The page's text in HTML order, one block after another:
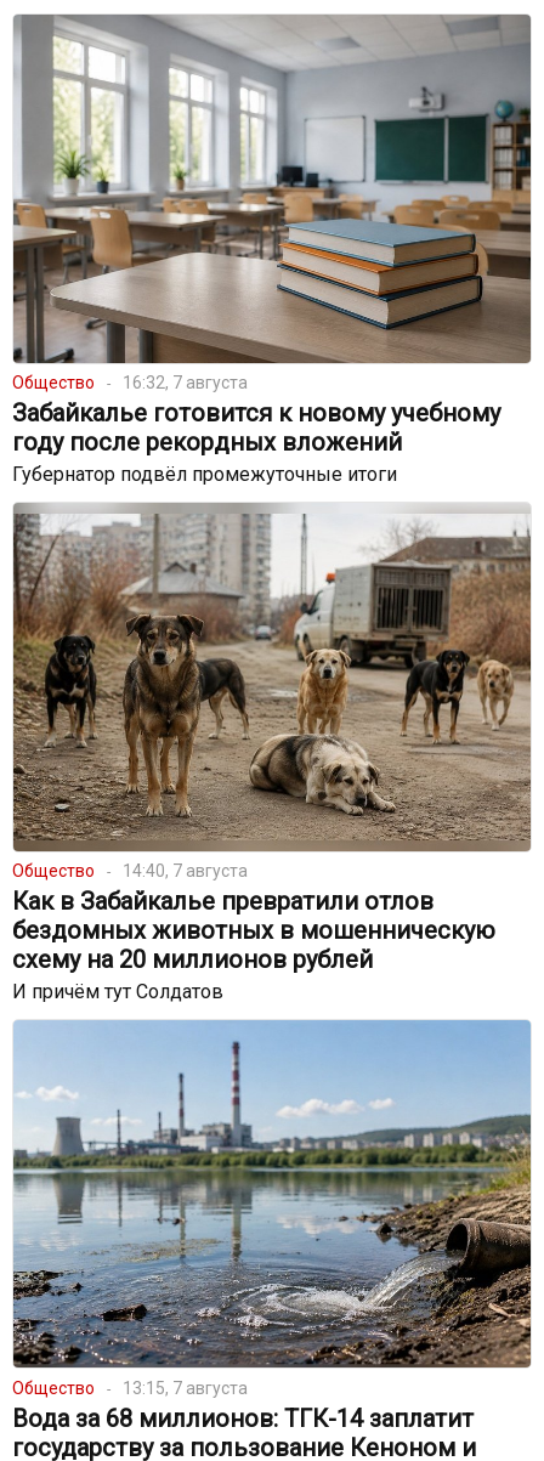
Общество 16:32, 7 августа
Забайкалье готовится к новому учебному
году после рекордных вложений
Губернатор подвёл промежуточные итоги
Общество 14:40, 7 августа
Как в Забайкалье превратили отлов
бездомных животных в мошенническую
схему на 20 миллионов рублей
И причём тут Солдатов
Общество 13:15, 7 августа
Вода за 68 миллионов: ТГК-14 заплатит
государству за пользование Кеноном и